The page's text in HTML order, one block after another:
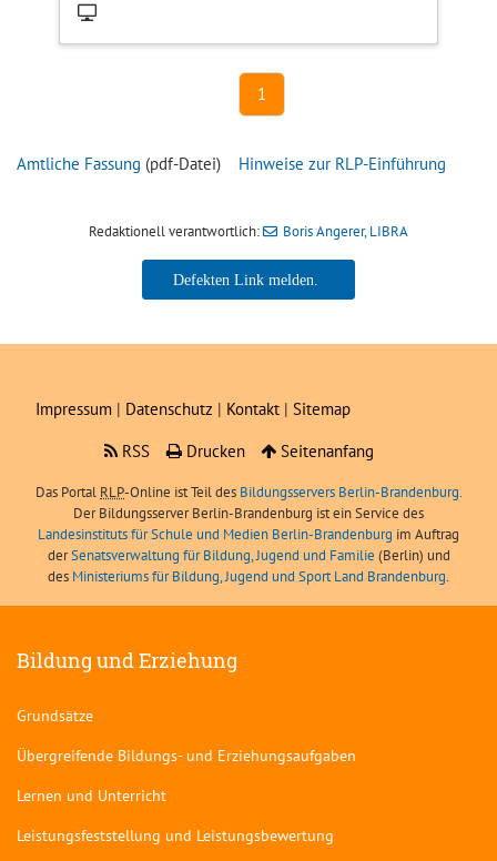
1
Amtliche Fassung (pdf-Datei) Hinweise zur RLP-Einführung
Redaktionell verantwortlich: Boris Angerer, LIBRA
Boris Angerer, LIBRA
Impressum | Datenschutz | Kontakt | Sitemap
RSS
Drucken Seitenanfang
Das Portal RLP-Online ist Teil des Bildungsservers Berlin-Brandenburg.
Der Bildungsserver Berlin-Brandenburg ist ein Service des
Landesinstituts für Schule und Medien Berlin-Brandenburg im Auftrag
derSenatsverwaltung für Bildung, Jugend und Familie (Berlin) und
des Ministeriums für Bildung, Jugend und Sport Land Brandenburg.
Bildung und Erziehung
Grundsätze
Übergreifende Bildungs- und Erziehungsaufgaben
Lernen und Unterricht
Leistungsfeststellung und Leistungsbewertung